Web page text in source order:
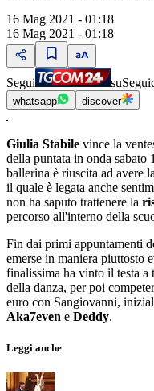
16 Mag 2021 - 01:18
16 Mag 2021 - 01:18
Segui su
whatsapp discover
Giulia Stabile vince la
della puntata in onda sabato
ballerina è riuscita ad avere
il quale è legata anche
non ha saputo trattenere la
percorso all'interno della
Fin dai primi appuntamenti
emerse in maniera piuttosto
finalissima ha vinto il testa a
della danza, per poi
euro con Sangiovanni,
Aka7even e Deddy.
Leggi anche